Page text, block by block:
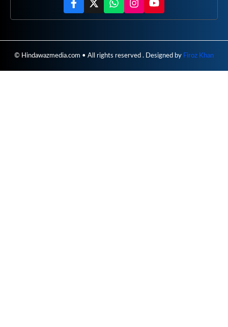
© Hindawazmedia.com • All rights reserved . Designed by Firoz Khan